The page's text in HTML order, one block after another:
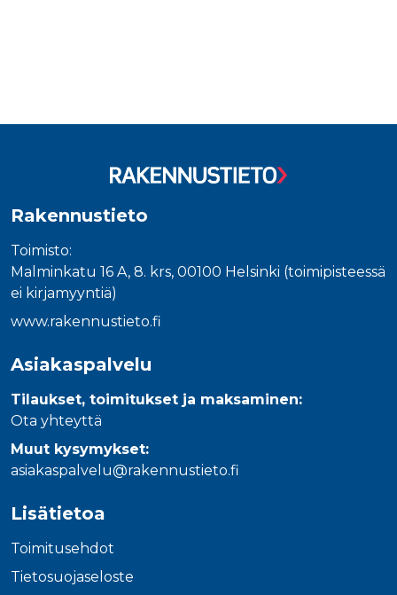
Rakennustieto
Toimisto:
Malminkatu 16 A, 8. krs, 00100 Helsinki (toimipisteessä
ei kirjamyyntiä)
www.rakennustieto.fi
Asiakaspalvelu
Tilaukset, toimitukset ja maksaminen:
Ota yhteyttä
Muut kysymykset:
asiakaspalvelu@rakennustieto.fi
Lisätietoa
Toimitusehdot
Tietosuojaseloste